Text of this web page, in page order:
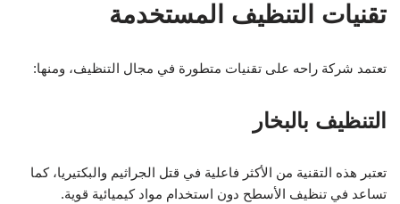
تقنيات التنظيف المستخدمة
تعتمد شركة راحه على تقنيات متطورة في مجال التنظيف، ومنها:
التنظيف بالبخار
تعتبر هذه التقنية من الأكثر فاعلية في قتل الجراثيم والبكتيريا، كما
تساعد في تنظيف الأسطح دون استخدام مواد كيميائية قوية.